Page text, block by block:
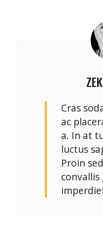
Cras
ac
a. In at
luctus
Proin
convallis